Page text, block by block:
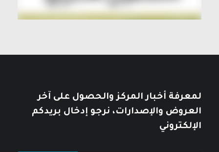
لمعرفة أخبار المركز والحصول على آخر
العروض والإصدارات، نرجو إدخال بريدكم
الإلكتروني